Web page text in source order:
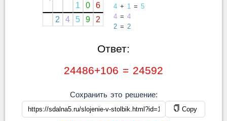
1
0
6
2
4 5 9 2
4+ 1= 5
4= 4
2= 2
Ответ:
24486+106 = 24592
Сохранить это решение:
Copy